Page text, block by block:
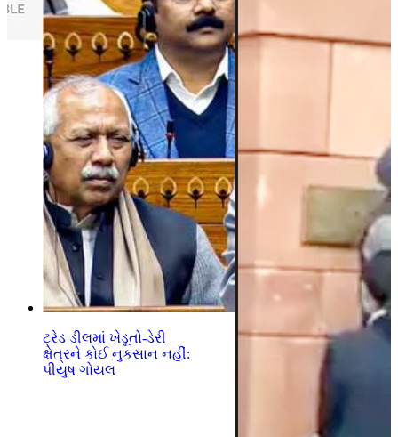
ટ્રેડ ડીલમાં ખેડૂતો-ડેરી
ક્ષેત્રને કોઈ નુકસાન નહીં:
પીયુષ ગોયલ